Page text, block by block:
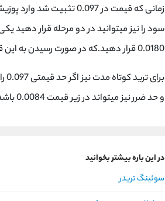
0.0180 قرار دهید.که در صورت رسیدن به این قیمت تقریبا 80% سود خواهید کرد.
و حد ضرر نیز میتواند در زیر قیمت 0.0084 باشد.
در این باره بیشتر بخوانید
سوئینگ تریدر